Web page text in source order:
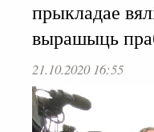
прыкладае
вырашыць
21.10.2020 16:55